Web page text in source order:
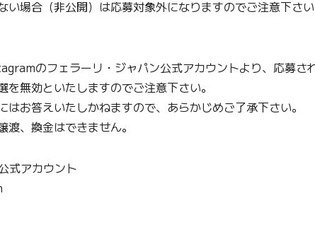
い場合（非公開）は応募対象外になりますのでご注意下さい
のフェラーリ・ジャパン公式アカウントより、応募さ
を無効といたしますのでご注意下さい。
はお答えいたしかねますので、あらかじめご了承下さい。
渡、換金はできません。
式アカウント